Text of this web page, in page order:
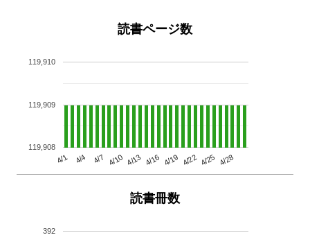
読書ページ数
4/1 4/4 4/7 4/10 4/13 4/16 4/19 4/22 4/25 4/28
119,908
119,909
119,910
読書冊数
392